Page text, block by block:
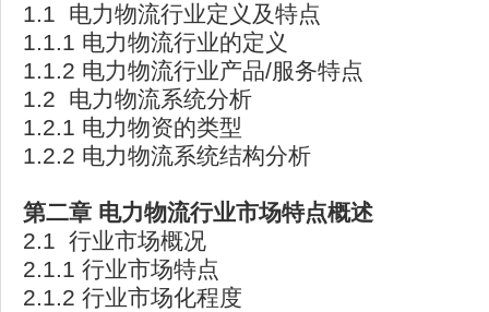
1.1 电力物流行业定义及特点
1.1.1 电力物流行业的定义
1.1.2 电力物流行业产品/服务特点
1.2 电力物流系统分析
1.2.1 电力物资的类型
1.2.2 电力物流系统结构分析
第二章 电力物流行业市场特点概述
2.1 行业市场概况
2.1.1 行业市场特点
2.1.2 行业市场化程度